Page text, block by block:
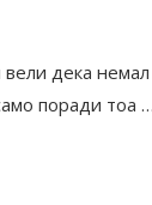
дека
поради тоа …